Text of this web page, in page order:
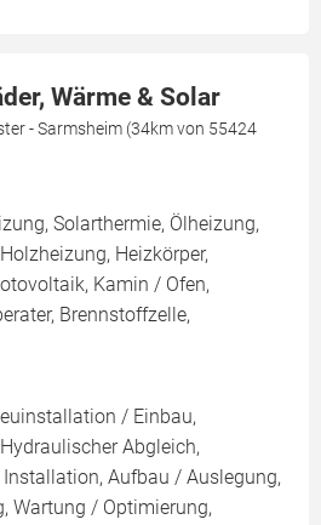
Wärme & Solar
- Sarmsheim (34km von 55424
Solarthermie, Ölheizung,
Heizkörper,
Kamin / Ofen,
Brennstoffzelle,
/ Einbau,
Abgleich,
Aufbau / Auslegung,
Wartung / Optimierung,